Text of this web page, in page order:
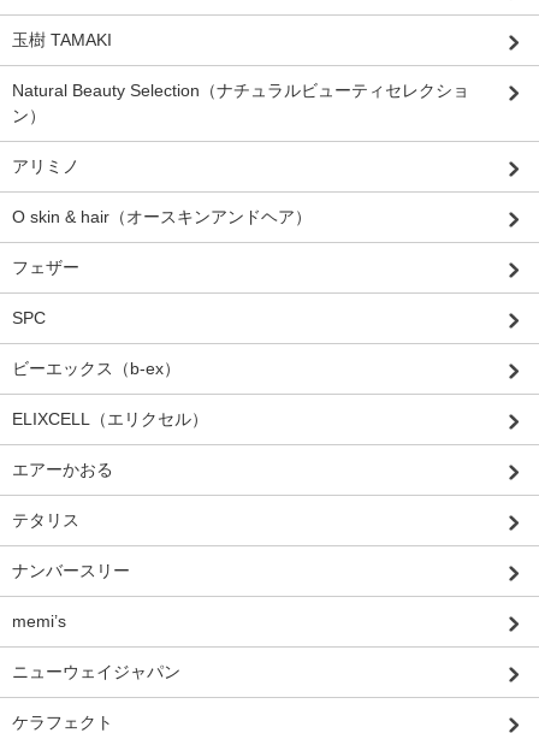
玉樹 TAMAKI
Natural Beauty Selection（ナチュラルビューティセレクショ
ン）
アリミノ
O skin & hair（オースキンアンドヘア）
フェザー
SPC
ビーエックス（b-ex）
ELIXCELL（エリクセル）
エアーかおる
テタリス
ナンバースリー
memi’s
ニューウェイジャパン
ケラフェクト